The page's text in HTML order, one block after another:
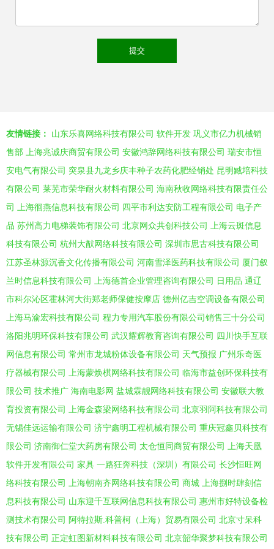
友情链接： 山东乐喜网络科技有限公司 软件开发 巩义市亿力机械销
售部
上海兆诚庆商贸有限公司 安徽鸿辞网络科技有限公司 瑞安市恒
安电气有限公司 突泉县九龙乡庆丰种子农药化肥经销处 昆明臧培科技
有限公司 莱芜市荣华耐火材料有限公司 海南秋收网络科技有限责任公
司
上海徊燕信息科技有限公司 四平市利达安防工程有限公司 电子产
品 苏州高力电梯装饰有限公司 北京网众共创科技公司
上海云斑信息
科技有限公司 杭州大猷网络科技有限公司 深圳市思古科技有限公司
江苏圣林源沉香文化传播有限公司 河南雪泽医药科技有限公司 厦门叙
兰时信息科技有限公司
上海德首企业管理咨询有限公司 日用品 通辽
市科尔沁区霍林河大街郑老师保健按摩店 德州亿吉空调设备有限公司
上海马渝宏科技有限公司 程力专用汽车股份有限公司销售三十分公司
洛阳兆明环保科技有限公司 武汉耀辉教育咨询有限公司 四川快手互联
网信息有限公司 常州市龙城粉体设备有限公司 天气预报 广州乐奇医
疗器械有限公司
上海蒙焕棋网络科技有限公司 临海市益创环保科技有
限公司 技术推广 海南电影网 盐城霖靓网络科技有限公司 安徽联大教
育投资有限公司
上海金森梁网络科技有限公司 北京羽阿科技有限公司
无锡佳远运输有限公司 济宁鑫明工程机械有限公司 重庆冠鑫贝科技有
限公司 济南御仁堂大药房有限公司 太仓恒同商贸有限公司
上海天凰
软件开发有限公司 家具 一路狂奔科技（深圳）有限公司 长沙恒旺网
络科技有限公司
上海朝南齐网络科技有限公司 商城
上海捌时肆刻信
息科技有限公司 山东迎千互联网信息科技有限公司 惠州市好特设备检
测技术有限公司 阿特拉斯.科普柯（上海）贸易有限公司 北京寸呆科
技有限公司 正定虹图新材料科技有限公司 北京韶华聚梦科技有限公司